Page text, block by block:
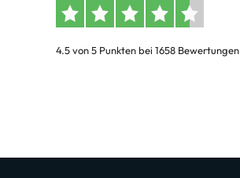
4.5 von 5 Punkten bei 1658 Bewertungen